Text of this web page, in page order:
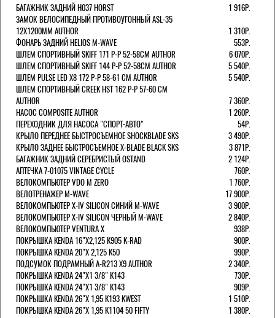
БАГАЖНИК ЗАДНИЙ H037 HORST
1 916Р.
ЗАМОК ВЕЛОСИПЕДНЫЙ ПРОТИВОУГОННЫЙ ASL-35
12Х1200ММ AUTHOR
1 310Р.
ФОНАРЬ ЗАДНИЙ HELIOS M-WAVE
553Р.
ШЛЕМ СПОРТИВНЫЙ SKIFF 171 Р-Р 52-58СМ AUTHOR
6 070Р.
ШЛЕМ СПОРТИВНЫЙ SKIFF 144 Р-Р 52-58СМ AUTHOR
5 540Р.
ШЛЕМ PULSE LED X8 172 Р-Р 58-61 СМ AUTHOR
5 540Р.
ШЛЕМ СПОРТИВНЫЙ CREEK HST 162 Р-Р 57-60 СМ
AUTHOR
7 360Р.
НАСОС COMPOSITE AUTHOR
1 260Р.
ПЕРЕХОДНИК ДЛЯ НАСОСА "СПОРТ-АВТО"
54Р.
КРЫЛО ПЕРЕДНЕЕ БЫСТРОСЪЕМНОЕ SHOCKBLADE SKS
3 490Р.
КРЫЛО ЗАДНЕЕ БЫСТРОСЪЕМНОЕ X-BLADE BLACK SKS
3 871Р.
БАГАЖНИК ЗАДНИЙ СЕРЕБРИСТЫЙ OSTAND
2 124Р.
АПТЕЧКА 7-01075 VINTAGE CYCLE
760Р.
ВЕЛОКОМПЬЮТЕР VDO M ZERO
1 760Р.
ВЕЛОТРЕНАЖЕР M-WAVE
17 900Р.
ВЕЛОКОМПЬЮТЕР X-IV SILICON СИНИЙ M-WAVE
3 900Р.
ВЕЛОКОМПЬЮТЕР X-IV SILICON ЧЕРНЫЙ M-WAVE
2 840Р.
ВЕЛОКОМПЬЮТЕР VENTURA Х
938Р.
ПОКРЫШКА KENDA 16"Х2,125 K905 K-RAD
900Р.
ПОКРЫШКА KENDA 20"Х 2,125 K50
990Р.
ПОДСУМОК ПОДРАМНЫЙ A-R213 X9 AUTHOR
2 340Р.
ПОКРЫШКА KENDA 24"Х1 3/8" K143
730Р.
ПОКРЫШКА KENDA 24"Х1 3/8" K143
909Р.
ПОКРЫШКА KENDA 26"Х 1,95 K193 KWEST
1 510Р.
ПОКРЫШКА KENDA 26"Х 1,95 K1104 50 FIFTY
1 380Р.